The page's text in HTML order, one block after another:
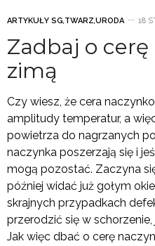
ARTYKUŁY SG,TWARZ,URODA 18
Zadbaj o
zimą
Czy wiesz, że cera
amplitudy temperatur, a
powietrza do nagrzanych
naczynka poszerzają się i
mogą pozostać. Zaczyna
później widać już gołym
skrajnych przypadkach
przerodzić się w
Jak więc dbać o cerę